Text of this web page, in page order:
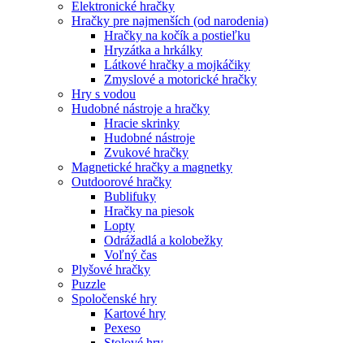
Elektronické hračky
Hračky pre najmenších (od narodenia)
Hračky na kočík a postieľku
Hryzátka a hrkálky
Látkové hračky a mojkáčiky
Zmyslové a motorické hračky
Hry s vodou
Hudobné nástroje a hračky
Hracie skrinky
Hudobné nástroje
Zvukové hračky
Magnetické hračky a magnetky
Outdoorové hračky
Bublifuky
Hračky na piesok
Lopty
Odrážadlá a kolobežky
Voľný čas
Plyšové hračky
Puzzle
Spoločenské hry
Kartové hry
Pexeso